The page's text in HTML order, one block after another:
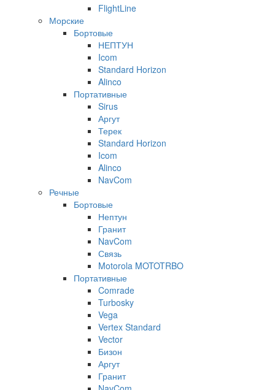
FlightLine
Морские
Бортовые
НЕПТУН
Icom
Standard Horizon
Alinco
Портативные
Sirus
Аргут
Терек
Standard Horizon
Icom
Alinco
NavCom
Речные
Бортовые
Нептун
Гранит
NavCom
Связь
Motorola MOTOTRBO
Портативные
Comrade
Turbosky
Vega
Vertex Standard
Vector
Бизон
Аргут
Гранит